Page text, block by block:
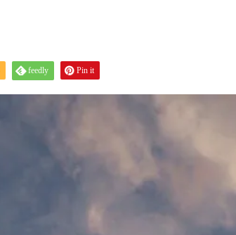
feedly Pin it